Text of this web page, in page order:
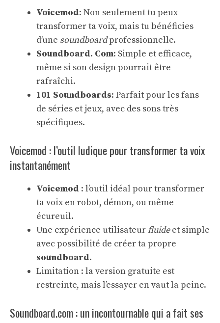
Voicemod: Non seulement tu peux
transformer ta voix, mais tu bénéficies
d’une soundboardprofessionnelle.
Soundboard. Com: Simple et efficace,
même si son design pourrait être
rafraîchi.
101 Soundboards: Parfait pour les fans
de séries et jeux, avec des sons très
spécifiques.
Voicemod : l’outil ludique pour transformer ta voix
instantanément
Voicemod : l’outil idéal pour transformer
ta voix en robot, démon, ou même
écureuil.
Une expérience utilisateurfluideet simple
avec possibilité de créer ta propre
soundboard.
Limitation : la version gratuite est
restreinte, mais l’essayer en vaut la peine.
Soundboard.com : un incontournable qui a fait ses